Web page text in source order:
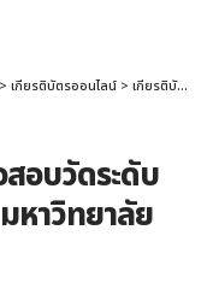
> เกียรติบัตรออนไลน์ > เกียรติบัตรออนไลน์ ทำข้อสอบวัดระดับความรู้ วันอนุรักษ์น้ำโลก มหาวิทยาลัยราชภัฏนครปฐม
อบวัดระดับ
หาวิทยาลัย